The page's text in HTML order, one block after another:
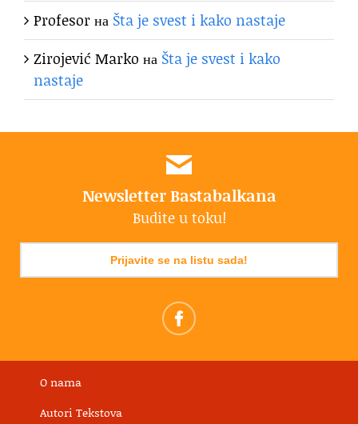
Profesorна Šta je svest i kako nastaje
Zirojević Marko на Šta je svest i kako
nastaje
Newsletter Bastabalkana
Budite u toku!
Prijavite se na listu sada!
O nama
Autori Tekstova